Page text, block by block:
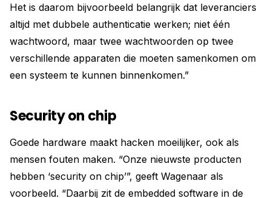
Het is daarom bijvoorbeeld belangrijk dat leveranciers
altijd met dubbele authenticatie werken; niet één
wachtwoord, maar twee wachtwoorden op twee
verschillende apparaten die moeten samenkomen om
een systeem te kunnen binnenkomen.”
Security on chip
Goede hardware maakt hacken moeilijker, ook als
mensen fouten maken. “Onze nieuwste producten
hebben ‘security on chip’”, geeft Wagenaar als
voorbeeld. “Daarbij zit de embedded software in de